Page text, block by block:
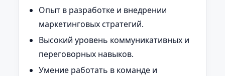
Опыт в разработке и внедрении
маркетинговых стратегий.
Высокий уровень коммуникативных и
переговорных навыков.
Умение работать в команде и